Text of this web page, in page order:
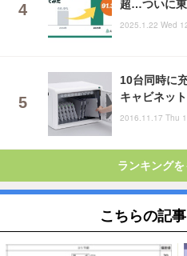
超…ついに
2025.1.22 Wed
10台同時に
キャビネッ
2016.11.17 Thu
ランキング
こちらの記